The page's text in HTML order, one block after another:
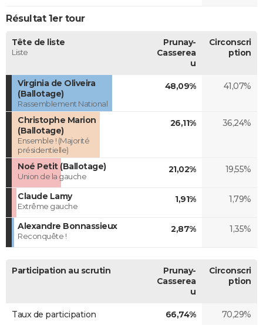
Résultat 1er tour
Tête de liste
Liste
Prunay-
Casserea
u
Circonscri
ption
Virginia de Oliveira
(Ballotage)
Rassemblement National
48,09% 41,07%
Christophe Marion
(Ballotage)
Ensemble ! (Majorité
présidentielle)
26,11% 36,24%
Noé Petit (Ballotage)
Union de la gauche
21,02% 19,55%
Claude Lamy
Extrême gauche
1,91% 1,79%
Alexandre Bonnassieux
Reconquête !
2,87% 1,35%
Participation au scrutin
Prunay-
Casserea
u
Circonscri
ption
Taux de participation 66,74% 70,29%